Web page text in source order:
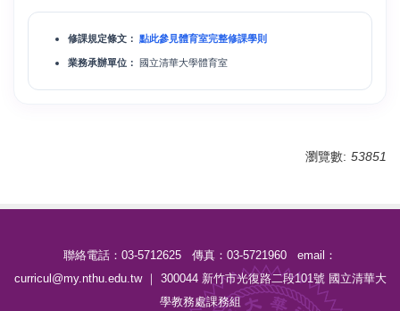
修課規定條文： 點此參見體育室完整修課學則
業務承辦單位：
國立清華大學體育室
瀏覽數: 53851
聯絡電話：03-5712625 傳真：03-5721960 email：
curricul@my.nthu.edu.tw ｜ 300044 新竹市光復路二段101號 國立清華大
學教務處課務組